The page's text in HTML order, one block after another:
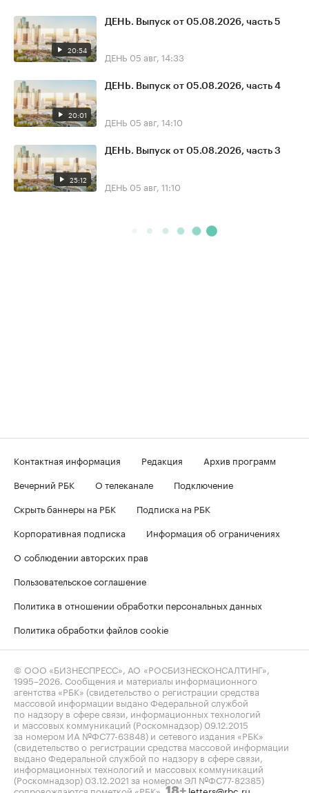
20:54
ДЕНЬ. Выпуск от 05.08.2026, часть 5
ДЕНЬ 05 авг, 14:33
20:01
ДЕНЬ. Выпуск от 05.08.2026, часть 4
ДЕНЬ 05 авг, 14:10
25:12
ДЕНЬ. Выпуск от 05.08.2026, часть 3
ДЕНЬ 05 авг, 11:10
Контактная информация Редакция
Архив программ
Вечерний РБК
О телеканале
Подключение
Скрыть баннеры на РБК
Подписка на РБК
Корпоративная подписка
Информация об ограничениях
О соблюдении авторских прав
Пользовательское соглашение
Политика в отношении обработки персональных данных
Политика обработки файлов cookie
© ООО «БИЗНЕСПРЕСС», АО «РОСБИЗНЕСКОНСАЛТИНГ»,
1995–2026 . Сообщения и материалы информационного
агентства «РБК» (свидетельство о регистрации средства
массовой информации выдано Федеральной службой
по надзору в сфере связи, информационных технологий
и массовых коммуникаций (Роскомнадзор) 09.12.2015
за номером ИА №ФС77-63848) и сетевого издания «РБК»
(свидетельство о регистрации средства массовой информации
выдано Федеральной службой по надзору в сфере связи,
информационных технологий и массовых коммуникаций
(Роскомнадзор) 03.12.2021 за номером ЭЛ №ФС77-82385)
сопровождаются пометкой «РБК».
letters@rbc.ru